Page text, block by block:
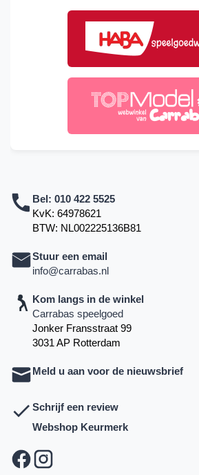
Bel: 010 422 5525
KvK: 64978621
BTW: NL002225136B81
Stuur een email
info@carrabas.nl
Kom langs in de winkel
Carrabas speelgoed
Jonker Fransstraat 99
3031 AP Rotterdam
Meld u aan voor de nieuwsbrief
Schrijf een review
Webshop Keurmerk